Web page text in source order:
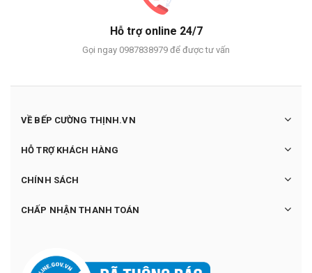
Hỗ trợ online 24/7
Gọi ngay 0987838979 để được tư vấn
VỀ BẾP CƯỜNG THỊNH.VN
HỖ TRỢ KHÁCH HÀNG
CHÍNH SÁCH
CHẤP NHẬN THANH TOÁN